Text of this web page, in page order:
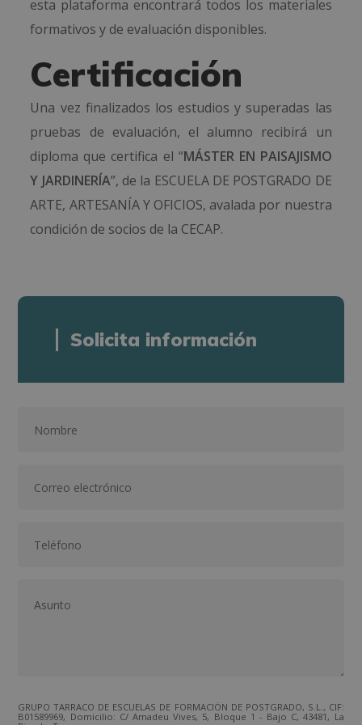
esta plataforma encontrará todos los materiales
formativos y de evaluación disponibles.
Certificación
Una vez finalizados los estudios y superadas las
pruebas de evaluación, el alumno recibirá un
diploma que certifica el “MÁSTER EN PAISAJISMO
Y JARDINERÍA”, de la ESCUELA DE POSTGRADO DE
ARTE, ARTESANÍA Y OFICIOS, avalada por nuestra
condición de socios de la CECAP.
Solicita información
GRUPO TARRACO DE ESCUELAS DE FORMACIÓN DE POSTGRADO, S.L., CIF:
B01589969, Domicilio: C/ Amadeu Vives, 5, Bloque 1 - Bajo C, 43481, La